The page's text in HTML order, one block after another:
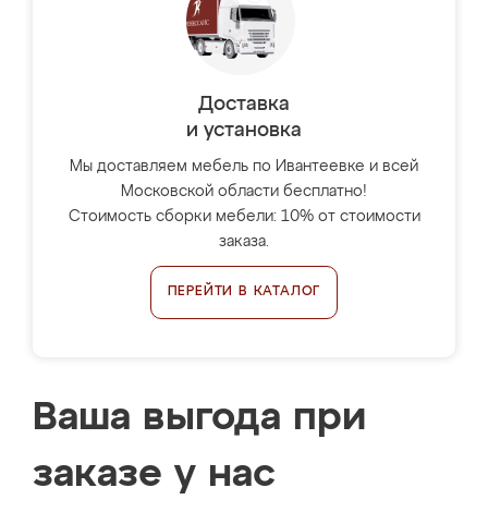
Доставка
и установка
Мы доставляем мебель по Ивантеевке и всей
Московской области бесплатно!
Стоимость сборки мебели: 10% от стоимости
заказа.
ПЕРЕЙТИ В КАТАЛОГ
Ваша выгода при
заказе у нас